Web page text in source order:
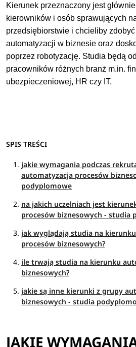
Kierunek przeznaczony jest
kierowników i osób sprawujących
przedsiębiorstwie i chcieliby
automatyzacji w biznesie oraz
poprzez robotyzację. Studia będą
pracowników różnych branż m.in.
ubezpieczeniowej, HR czy IT.
SPIS TREŚCI
jakie wymagania podczas
automatyzacja procesów
podyplomowe
na jakich uczelniach jest
procesów biznesowych - studia
jak wyglądają studia na
procesów biznesowych?
ile trwają studia na kierunku
biznesowych?
jakie są inne kierunki z grupy
biznesowych - studia
JAKIE